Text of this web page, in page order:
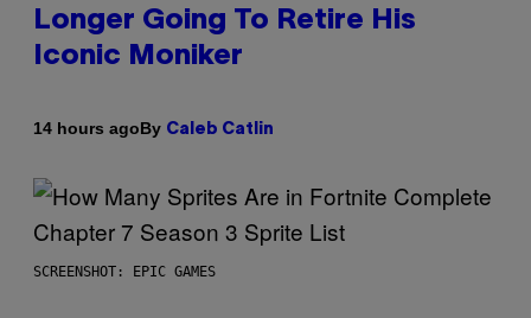
Longer Going To Retire His
Iconic Moniker
14 hours agoBy Caleb Catlin
SCREENSHOT: EPIC GAMES